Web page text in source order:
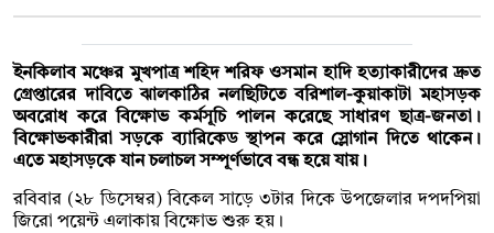
ইনকিলাব মঞ্চের মুখপাত্র শহিদ শরিফ ওসমান হাদি হত্যাকারীদের দ্রুত
গ্রেপ্তারের দাবিতে ঝালকাঠির নলছিটিতে বরিশাল-কুয়াকাটা মহাসড়ক
অবরোধ করে বিক্ষোভ কর্মসূচি পালন করেছে সাধারণ ছাত্র-জনতা।
বিক্ষোভকারীরা সড়কে ব্যারিকেড স্থাপন করে স্লোগান দিতে থাকেন।
এতে মহাসড়কে যান চলাচল সম্পূর্ণভাবে বন্ধ হয়ে যায়।
রবিবার (২৮ ডিসেম্বর) বিকেল সাড়ে ৩টার দিকে উপজেলার দপদপিয়া
জিরো পয়েন্ট এলাকায় বিক্ষোভ শুরু হয়।